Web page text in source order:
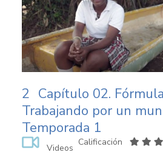
2 Capítulo 02.
Trabajando por un
Temporada 1
Videos
Calificación